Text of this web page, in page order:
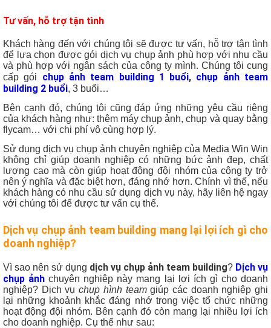
Tư vấn, hỗ trợ tận tình
Khách hàng đến với chúng tôi sẽ được tư vấn, hỗ trợ tận tình
để lựa chọn được gói dịch vụ chụp ảnh phù hợp với nhu cầu
và phù hợp với ngân sách của công ty mình. Chúng tôi cung
cấp gói chụp ảnh team building 1 buổi, chụp ảnh team
building 2 buổi, 3 buổi…
Bên cạnh đó, chúng tôi cũng đáp ứng những yêu cầu riêng
của khách hàng như: thêm máy chụp ảnh, chụp và quay bằng
flycam… với chi phí vô cùng hợp lý.
Sử dụng dịch vụ chụp ảnh chuyên nghiệp của Media Win Win
không chỉ giúp doanh nghiệp có những bức ảnh đẹp, chất
lượng cao mà còn giúp hoạt động đội nhóm của công ty trở
nên ý nghĩa và đặc biệt hơn, đáng nhớ hơn. Chính vì thế, nếu
khách hàng có nhu cầu sử dụng dịch vụ này, hãy liên hệ ngay
với chúng tôi để được tư vấn cụ thể.
Dịch vụ chụp ảnh team building mang lại lợi ích gì cho
doanh nghiệp?
Vì sao nên sử dụng dịch vụ chụp ảnh team building? Dịch vụ
chụp ảnh chuyên nghiệp này mang lại lợi ích gì cho doanh
nghiệp? Dịch vụchụp hình teamgiúp các doanh nghiệp ghi
lại những khoảnh khắc đáng nhớ trong việc tổ chức những
hoạt động đội nhóm. Bên cạnh đó còn mang lại nhiều lợi ích
cho doanh nghiệp. Cụ thể như sau: